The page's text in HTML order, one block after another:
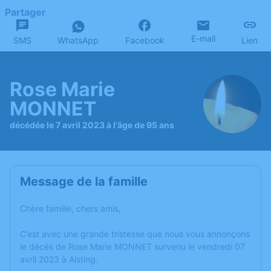
Partager
SMS WhatsApp Facebook E-mail Lien
Rose Marie
MONNET
décédée le 7 avril 2023 à l'âge de 95 ans
Message de la famille
Chère famille, chers amis,
C’est avec une grande tristesse que nous vous annonçons
le décès de Rose Marie MONNET survenu le vendredi 07
avril 2023 à Alsting.